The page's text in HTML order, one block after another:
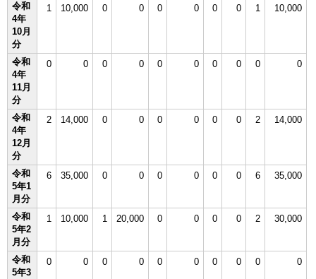
한국어
简体中文
繁體中文
令和
4年
10月
分
1 10,000 0 0 0 0 0 0 1 10,000
令和
4年
11月
分
0 0 0 0 0 0 0 0 0 0
令和
4年
12月
分
2 14,000 0 0 0 0 0 0 2 14,000
令和
5年1
月分
6 35,000 0 0 0 0 0 0 6 35,000
令和
5年2
月分
1 10,000 1 20,000 0 0 0 0 2 30,000
令和
5年3
0 0 0 0 0 0 0 0 0 0